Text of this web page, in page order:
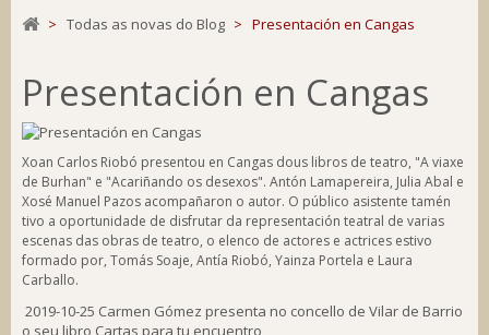
> Todas as novas do Blog > Presentación en Cangas
Presentación en Cangas
Xoan Carlos Riobó presentou en Cangas dous libros de teatro, "A viaxe
de Burhan" e "Acariñando os desexos". Antón Lamapereira, Julia Abal e
Xosé Manuel Pazos acompañaron o autor. O público asistente tamén
tivo a oportunidade de disfrutar da representación teatral de varias
escenas das obras de teatro, o elenco de actores e actrices estivo
formado por, Tomás Soaje, Antía Riobó, Yainza Portela e Laura
Carballo.
2019-10-25 Carmen Gómez presenta no concello de Vilar de Barrio
o seu libro Cartas para tu encuentro